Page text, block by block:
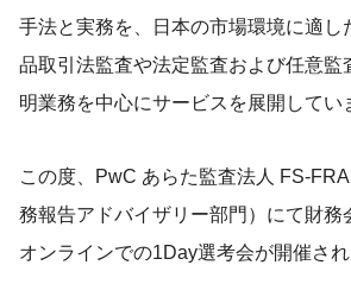
手法と実務を、日本の市場環境に適し
品取引法監査や法定監査および任意監
明業務を中心にサービスを展開してい
この度、PwC あらた監査法人 FS-
務報告アドバイザリー部門）にて財務
オンラインでの1Day選考会が開催され